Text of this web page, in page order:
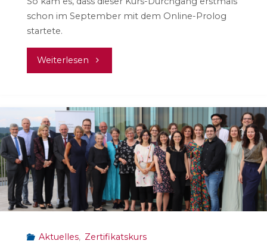
schon im September mit dem Online-Prolog
startete.
Weiterlesen "#mepps22:
Durchgang
des
Zertifikatskurses
gestartet"
Aktuelles, Zertifikatskurs